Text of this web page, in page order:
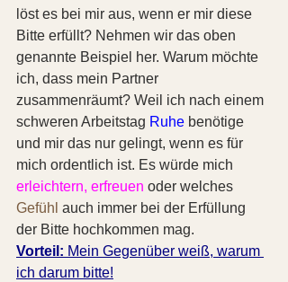
löst es bei mir aus, wenn er mir diese
Bitte erfüllt? Nehmen wir das oben
genannte Beispiel her. Warum möchte
ich, dass mein Partner
zusammenräumt? Weil ich nach einem
schweren Arbeitstag Ruhe benötige
und mir das nur gelingt, wenn es für
mich ordentlich ist. Es würde mich
erleichtern, erfreuen oder welches
Gefühl auch immer bei der Erfüllung
der Bitte hochkommen mag.
Vorteil: Mein Gegenüber weiß, warum
ich darum bitte!